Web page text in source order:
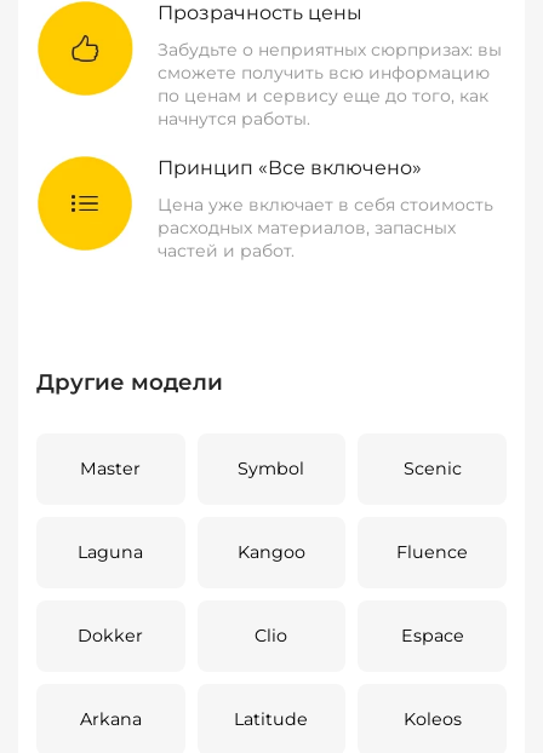
Прозрачность цены
Забудьте о неприятных сюрпризах: вы
сможете получить всю информацию
по ценам и сервису еще до того, как
начнутся работы.
Принцип «Все включено»
Цена уже включает в себя стоимость
расходных материалов, запасных
частей и работ.
Другие модели
Master Symbol Scenic
Laguna Kangoo Fluence
Dokker Clio Espace
Arkana Latitude Koleos